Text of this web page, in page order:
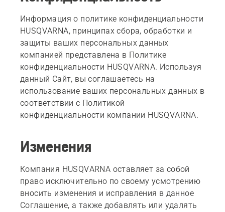
Информация о политике конфиденциальности
HUSQVARNA, принципах сбора, обработки и
защиты ваших персональных данных
компанией представлена в Политике
конфиденциальности HUSQVARNA. Используя
данный Сайт, вы соглашаетесь на
использование ваших персональных данных в
соответствии с Политикой
конфиденциальности компании HUSQVARNA.
Изменения
Компания HUSQVARNA оставляет за собой
право исключительно по своему усмотрению
вносить изменения и исправления в данное
Соглашение, а также добавлять или удалять